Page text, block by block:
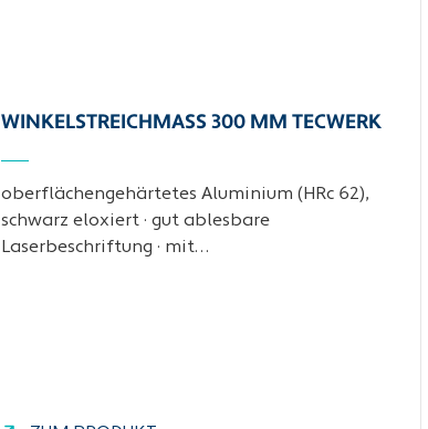
WINKELSTREICHMASS 300 MM TECWERK
oberflächengehärtetes Aluminium (HRc 62),
schwarz eloxiert · gut ablesbare
Laserbeschriftung · mit…